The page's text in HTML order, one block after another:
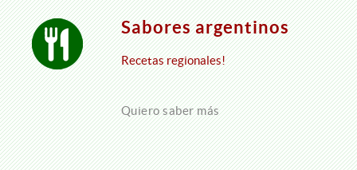
Sabores argentinos
Recetas regionales!
Quiero saber más